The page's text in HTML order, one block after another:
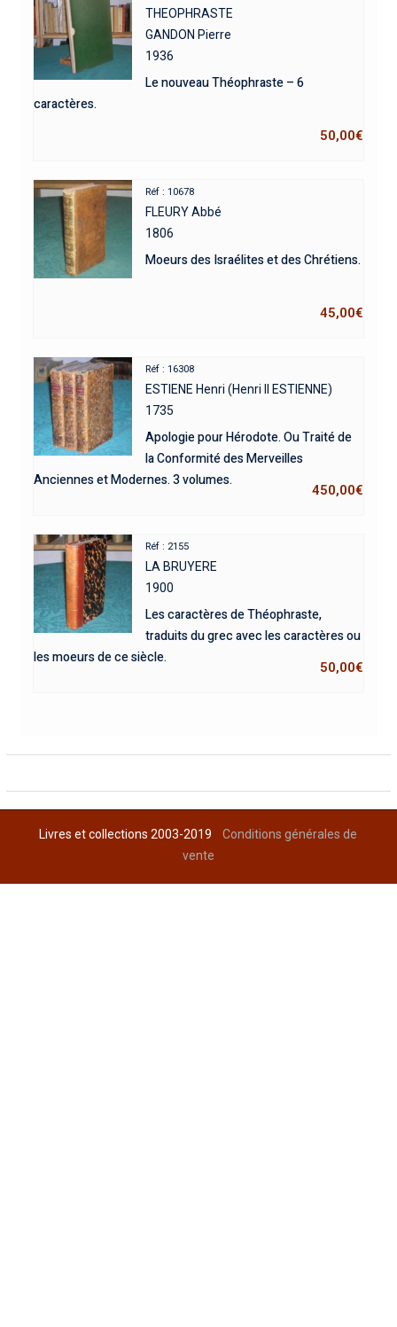
THEOPHRASTE
GANDON Pierre
1936
Le nouveau Théophraste – 6
caractères.
50,00€
Réf : 10678
FLEURY Abbé
1806
Moeurs des Israélites et des Chrétiens.
45,00€
Réf : 16308
ESTIENE Henri (Henri II ESTIENNE)
1735
Apologie pour Hérodote. Ou Traité de
la Conformité des Merveilles
Anciennes et Modernes. 3 volumes.
450,00€
Réf : 2155
LA BRUYERE
1900
Les caractères de Théophraste,
traduits du grec avec les caractères ou
les moeurs de ce siècle.
50,00€
Livres et collections 2003-2019Conditions générales de
vente